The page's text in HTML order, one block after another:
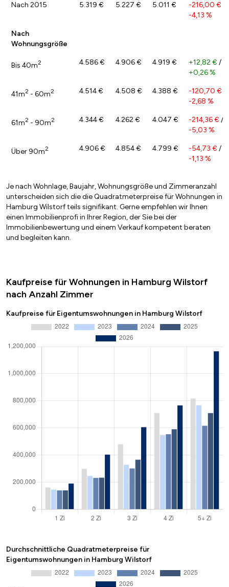
Nach 2015 5.319 € 5.227 € 5.011 € -216,00 €
-4,13 %
Nach
Wohnungsgröße
Bis 40m2 4.586 € 4.906 € 4.919 € +12,82 € /
+0,26 %
41m2 - 60m2 4.514 € 4.508 € 4.388 € -120,70 €
-2,68 %
61m2 - 90m2 4.344 € 4.262 € 4.047 € -214,36 € /
-5,03 %
Über 90m2 4.906 € 4.854 € 4.799 € -54,73 € /
-1,13 %
Je nach Wohnlage, Baujahr, Wohnungsgröße und Zimmeranzahl
unterscheiden sich die die Quadratmeterpreise für Wohnungen in
Hamburg Wilstorf teils signifikant. Gerne empfehlen wir Ihnen
einen Immobilienprofi in Ihrer Region, der Sie bei der
Immobilienbewertung und einem Verkauf kompetent beraten
und begleiten kann.
Kaufpreise für Wohnungen in Hamburg Wilstorf
nach Anzahl Zimmer
Kaufpreise für Eigentumswohnungen in Hamburg Wilstorf
Durchschnittliche Quadratmeterpreise für
Eigentumswohnungen in Hamburg Wilstorf